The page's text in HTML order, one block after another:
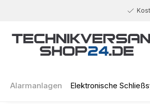
Alarmanlagen Elektronische